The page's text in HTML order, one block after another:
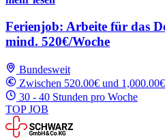
Ferienjob: Arbeite für das
mind. 520€/Woche
Bundesweit
Zwischen 520.00€ und
30 - 40 Stunden pro Woche
TOP JOB